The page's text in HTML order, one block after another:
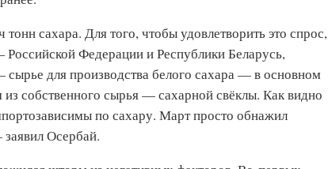
сахара. Для того, чтобы удовлетворить это спрос,
Федерации и Республики Беларусь,
для производства белого сахара — в основном
собственного сырья — сахарной свёклы. Как видно
по сахару. Март просто обнажил
Осербай.